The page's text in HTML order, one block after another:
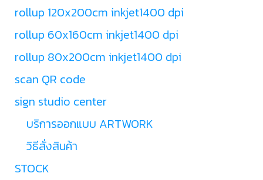
rollup 120x200cm inkjet1400 dpi
rollup 60x160cm inkjet1400 dpi
rollup 80x200cm inkjet1400 dpi
scan QR code
sign studio center
บริการออกแบบ ARTWORK
วิธีสั่งสินค้า
STOCK